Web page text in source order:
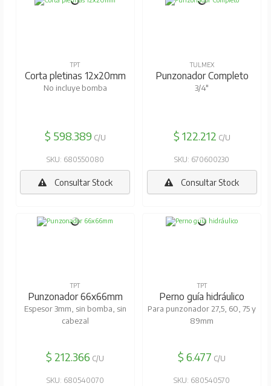
TPT
Corta pletinas 12x20mm
No incluye bomba
$ 598.389 C/U
SKU: 680550080
Consultar Stock
TULMEX
Punzonador Completo
3/4"
$ 122.212 C/U
SKU: 670600230
Consultar Stock
TPT
Punzonador 66x66mm
Espesor 3mm, sin bomba, sin
cabezal
$ 212.366 C/U
SKU: 680540070
TPT
Perno guía hidráulico
Para punzonador 27,5, 60, 75 y
89mm
$ 6.477 C/U
SKU: 680540570